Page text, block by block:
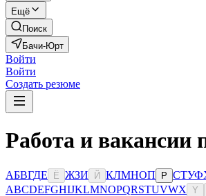
Ещё
Поиск
Бачи-Юрт
Войти
Войти
Создать резюме
Работа и
АБВГДЕ Ё ЖЗИ Й КЛМНОП Р СТУФ
ABCDEFGHIJKLMNOPQRSTUVWX Y